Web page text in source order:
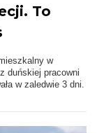
To
w
duńskiej pracowni
w zaledwie 3 dni.